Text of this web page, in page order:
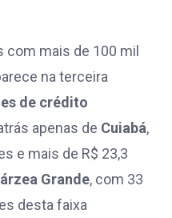
mais de 100 mil
na terceira
de crédito
apenas de Cuiabá,
e mais de R$ 23,3
Grande, com 33
desta faixa